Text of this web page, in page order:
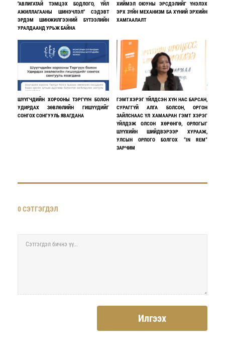
"АВЛИГАТАЙ ТЭМЦЭХ БОДЛОГО, ҮЙЛ
АЖИЛЛАГААНЫ ШИНЭЧЛЭЛ" СЭДЭВТ
ЭРДЭМ ШИНЖИЛГЭЭНИЙ БҮТЭЭЛИЙН
УРАЛДААНД УРЬЖ БАЙНА
ХИЙМЭЛ ОЮУНЫ ЭРСДЭЛИЙГ ҮНЭЛЭХ
ЭРХ ЗҮЙН МЕХАНИЗМ БА ХҮНИЙ ЭРХИЙН
ХАМГААЛАЛТ
ШҮҮГЧДИЙН ХОРООНЫ ТЭРГҮҮН БОЛОН
УДИРДАХ ЗӨВЛӨЛИЙН ГИШҮҮДИЙГ
СОНГОХ СОНГУУЛЬ ЯВАГДАНА
ГЭМТ ХЭРЭГ ҮЙЛДСЭН ХҮН НАС БАРСАН,
СУРАГГҮЙ АЛГА БОЛСОН, ОРГОН
ЗАЙЛСНААС ҮЛ ХАМААРАН ГЭМТ ХЭРЭГ
ҮЙЛДЭЖ ОЛСОН ХӨРӨНГӨ, ОРЛОГЫГ
ШҮҮХИЙН ШИЙДВЭРЭЭР ХУРААЖ,
УЛСЫН ОРЛОГО БОЛГОХ ”IN REM”
ЗАРЧИМ
0 СЭТГЭГДЭЛ
Илгээх